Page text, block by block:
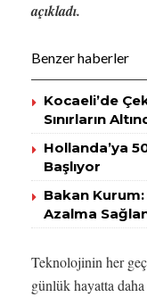
açıkladı.
Benzer haberler
Kocaeli’de
Sınırların
Hollanda’ya
Başlıyor
Bakan
Azalma
Teknolojinin her
günlük hayatta